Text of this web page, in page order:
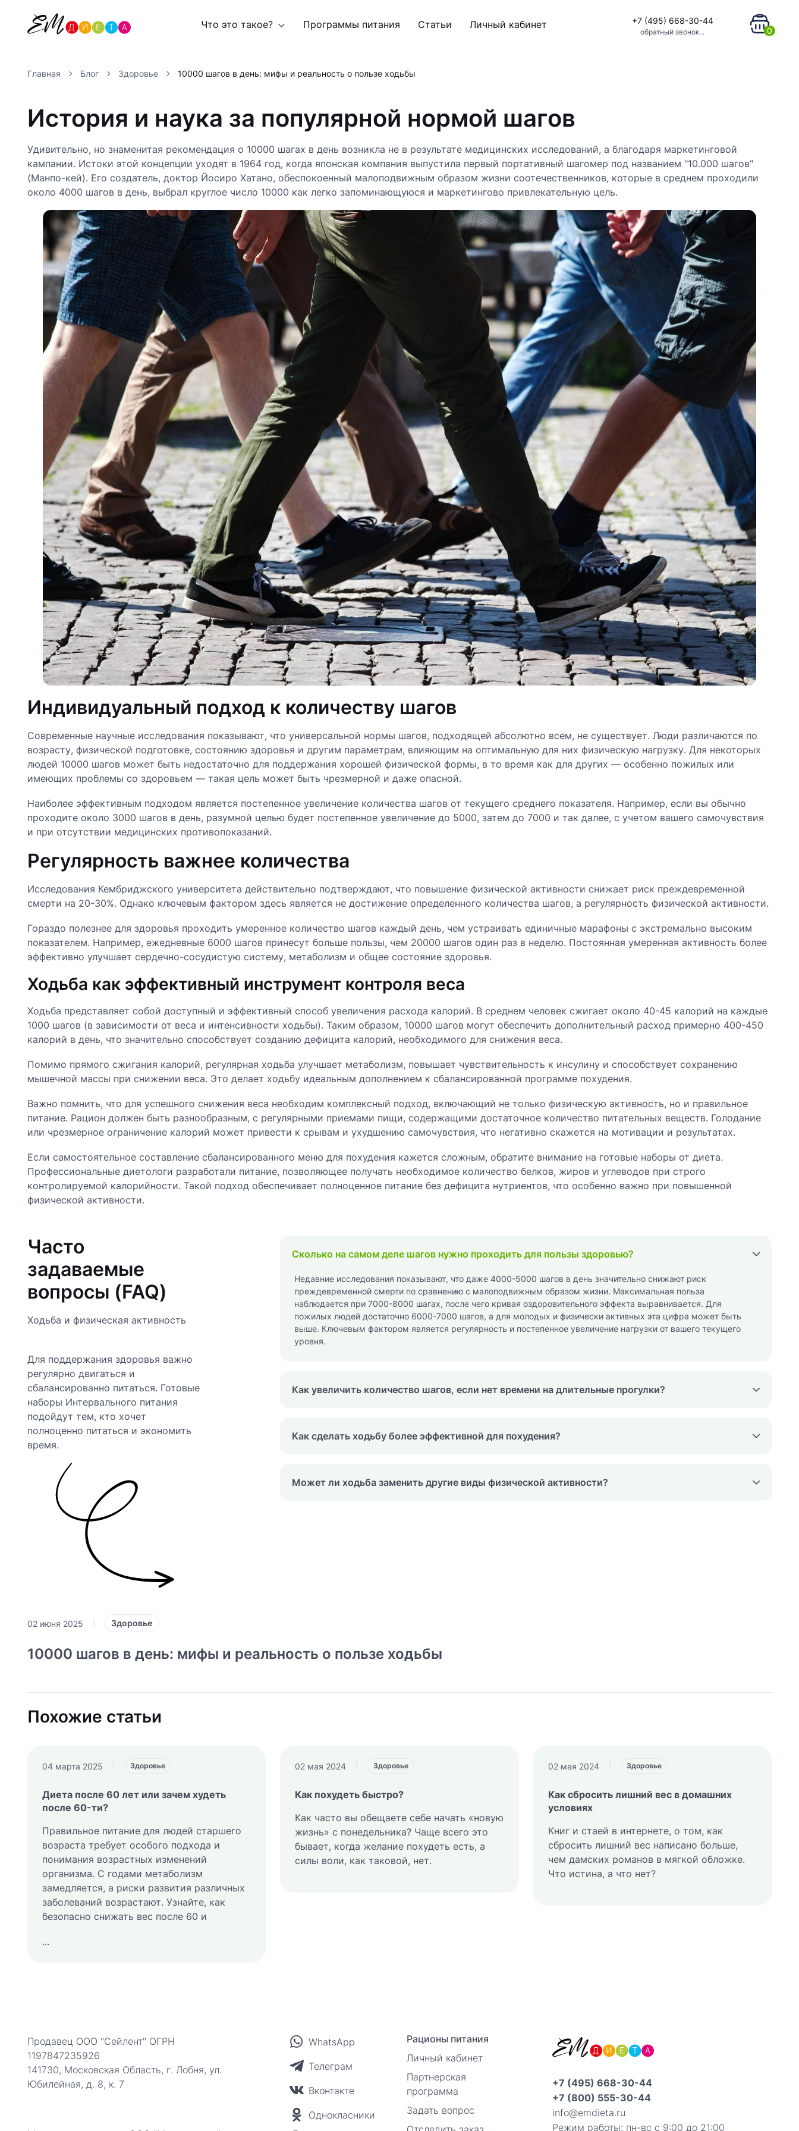
Что это такое? Программы питания Статьи Личный кабинет +7 (495) 668-30-44
обратный звонок... 0
Главная Блог Здоровье 10000 шагов в день: мифы и реальность о пользе ходьбы
История и наука за популярной нормой шагов
Удивительно, но знаменитая рекомендация о 10000 шагах в день возникла не в результате медицинских исследований, а благодаря маркетинговой
кампании. Истоки этой концепции уходят в 1964 год, когда японская компания выпустила первый портативный шагомер под названием "10.000 шагов"
(Манпо-кей). Его создатель, доктор Йосиро Хатано, обеспокоенный малоподвижным образом жизни соотечественников, которые в среднем проходили
около 4000 шагов в день, выбрал круглое число 10000 как легко запоминающуюся и маркетингово привлекательную цель.
Индивидуальный подход к количеству шагов
Современные научные исследования показывают, что универсальной нормы шагов, подходящей абсолютно всем, не существует. Люди различаются по
возрасту, физической подготовке, состоянию здоровья и другим параметрам, влияющим на оптимальную для них физическую нагрузку. Для некоторых
людей 10000 шагов может быть недостаточно для поддержания хорошей физической формы, в то время как для других — особенно пожилых или
имеющих проблемы со здоровьем — такая цель может быть чрезмерной и даже опасной.
Наиболее эффективным подходом является постепенное увеличение количества шагов от текущего среднего показателя. Например, если вы обычно
проходите около 3000 шагов в день, разумной целью будет постепенное увеличение до 5000, затем до 7000 и так далее, с учетом вашего самочувствия
и при отсутствии медицинских противопоказаний.
Регулярность важнее количества
Исследования Кембриджского университета действительно подтверждают, что повышение физической активности снижает риск преждевременной
смерти на 20-30%. Однако ключевым фактором здесь является не достижение определенного количества шагов, а регулярность физической активности.
Гораздо полезнее для здоровья проходить умеренное количество шагов каждый день, чем устраивать единичные марафоны с экстремально высоким
показателем. Например, ежедневные 6000 шагов принесут больше пользы, чем 20000 шагов один раз в неделю. Постоянная умеренная активность более
эффективно улучшает сердечно-сосудистую систему, метаболизм и общее состояние здоровья.
Ходьба как эффективный инструмент контроля веса
Ходьба представляет собой доступный и эффективный способ увеличения расхода калорий. В среднем человек сжигает около 40-45 калорий на каждые
1000 шагов (в зависимости от веса и интенсивности ходьбы). Таким образом, 10000 шагов могут обеспечить дополнительный расход примерно 400-450
калорий в день, что значительно способствует созданию дефицита калорий, необходимого для снижения веса.
Помимо прямого сжигания калорий, регулярная ходьба улучшает метаболизм, повышает чувствительность к инсулину и способствует сохранению
мышечной массы при снижении веса. Это делает ходьбу идеальным дополнением к сбалансированной программе похудения.
Важно помнить, что для успешного снижения веса необходим комплексный подход, включающий не только физическую активность, но и правильное
питание. Рацион должен быть разнообразным, с регулярными приемами пищи, содержащими достаточное количество питательных веществ. Голодание
или чрезмерное ограничение калорий может привести к срывам и ухудшению самочувствия, что негативно скажется на мотивации и результатах.
Если самостоятельное составление сбалансированного меню для похудения кажется сложным, обратите внимание на готовые наборы от диета.
Профессиональные диетологи разработали питание, позволяющее получать необходимое количество белков, жиров и углеводов при строго
контролируемой калорийности. Такой подход обеспечивает полноценное питание без дефицита нутриентов, что особенно важно при повышенной
физической активности.
Часто
задаваемые
вопросы (FAQ)
Ходьба и физическая активность
Для поддержания здоровья важно
регулярно двигаться и
сбалансированно питаться. Готовые
наборы Интервального питания
подойдут тем, кто хочет
полноценно питаться и экономить
время.
Сколько на самом деле шагов нужно проходить для пользы здоровью?
Недавние исследования показывают, что даже 4000-5000 шагов в день значительно снижают риск
преждевременной смерти по сравнению с малоподвижным образом жизни. Максимальная польза
наблюдается при 7000-8000 шагах, после чего кривая оздоровительного эффекта выравнивается. Для
пожилых людей достаточно 6000-7000 шагов, а для молодых и физически активных эта цифра может быть
выше. Ключевым фактором является регулярность и постепенное увеличение нагрузки от вашего текущего
уровня.
Как увеличить количество шагов, если нет времени на длительные прогулки?
Как сделать ходьбу более эффективной для похудения?
Может ли ходьба заменить другие виды физической активности?
02 июня 2025 Здоровье
10000 шагов в день: мифы и реальность о пользе ходьбы
Похожие статьи
04 марта 2025 Здоровье
Диета после 60 лет или зачем худеть
после 60-ти?
Правильное питание для людей старшего
возраста требует особого подхода и
понимания возрастных изменений
организма. С годами метаболизм
замедляется, а риски развития различных
заболеваний возрастают. Узнайте, как
безопасно снижать вес после 60 и
...
02 мая 2024 Здоровье
Как похудеть быстро?
Как часто вы обещаете себе начать «новую
жизнь» с понедельника? Чаще всего это
бывает, когда желание похудеть есть, а
силы воли, как таковой, нет.
02 мая 2024 Здоровье
Как сбросить лишний вес в домашних
условиях
Книг и стаей в интернете, о том, как
сбросить лишний вес написано больше,
чем дамских романов в мягкой обложке.
Что истина, а что нет?
Продавец ООО "Сейлент" ОГРН
1197847235926
141730, Московская Область, г. Лобня, ул.
Юбилейная, д. 8, к. 7
WhatsApp
Телеграм
Вконтакте
Однокласники
Рационы питания
Личный кабинет
Партнерская
программа
Задать вопрос
+7 (495) 668-30-44
+7 (800) 555-30-44
info@emdieta.ru
Режим работы: пн-вс с 9:00 до 21:00